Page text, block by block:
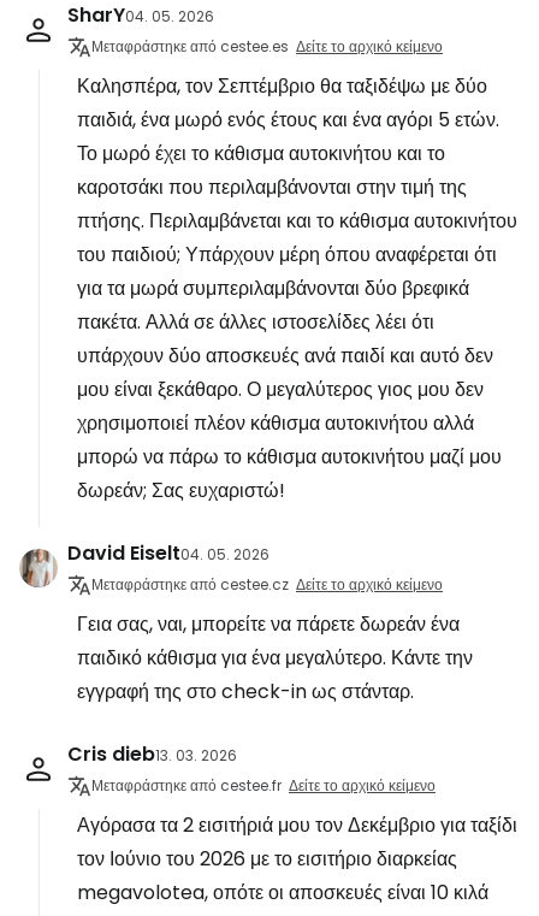
SharY04. 05. 2026
Μεταφράστηκε από cestee.es Δείτε το αρχικό κείμενο
Καλησπέρα, τον Σεπτέμβριο θα ταξιδέψω με δύο
παιδιά, ένα μωρό ενός έτους και ένα αγόρι 5 ετών.
Το μωρό έχει το κάθισμα αυτοκινήτου και το
καροτσάκι που περιλαμβάνονται στην τιμή της
πτήσης. Περιλαμβάνεται και το κάθισμα αυτοκινήτου
του παιδιού; Υπάρχουν μέρη όπου αναφέρεται ότι
για τα μωρά συμπεριλαμβάνονται δύο βρεφικά
πακέτα. Αλλά σε άλλες ιστοσελίδες λέει ότι
υπάρχουν δύο αποσκευές ανά παιδί και αυτό δεν
μου είναι ξεκάθαρο. Ο μεγαλύτερος γιος μου δεν
χρησιμοποιεί πλέον κάθισμα αυτοκινήτου αλλά
μπορώ να πάρω το κάθισμα αυτοκινήτου μαζί μου
δωρεάν; Σας ευχαριστώ!
David Eiselt04. 05. 2026
Μεταφράστηκε από cestee.cz Δείτε το αρχικό κείμενο
Γεια σας, ναι, μπορείτε να πάρετε δωρεάν ένα
παιδικό κάθισμα για ένα μεγαλύτερο. Κάντε την
εγγραφή της στο check-in ως στάνταρ.
Cris dieb13. 03. 2026
Μεταφράστηκε από cestee.fr Δείτε το αρχικό κείμενο
Αγόρασα τα 2 εισιτήριά μου τον Δεκέμβριο για ταξίδι
τον Ιούνιο του 2026 με το εισιτήριο διαρκείας
megavolotea, οπότε οι αποσκευές είναι 10 κιλά